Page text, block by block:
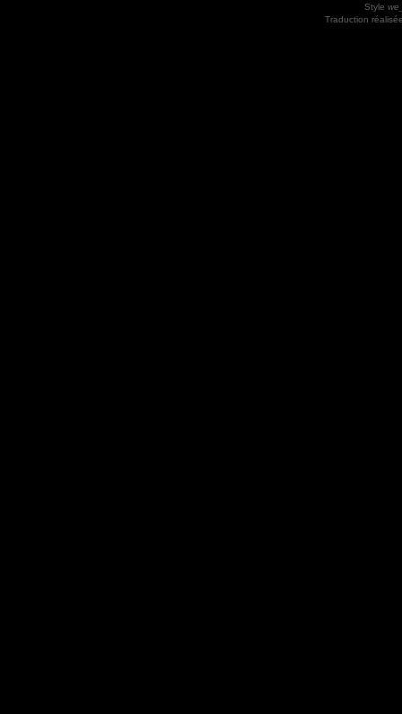
Style
Traduction